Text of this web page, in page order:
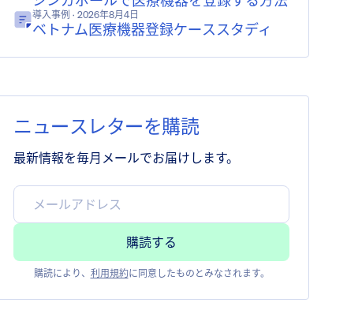
導入事例 · 2026年8月4日
ベトナム医療機器登録ケーススタディ
ニュースレターを購読
最新情報を毎月メールでお届けします。
購読により、 利用規約に同意したものとみなされます。